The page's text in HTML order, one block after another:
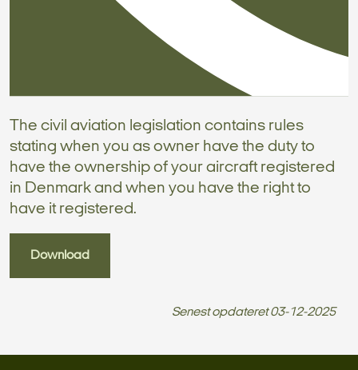
The civil aviation legislation contains rules
stating when you as owner have the duty to
have the ownership of your aircraft registered
in Denmark and when you have the right to
have it registered.
Download
Senest opdateret03-12-2025